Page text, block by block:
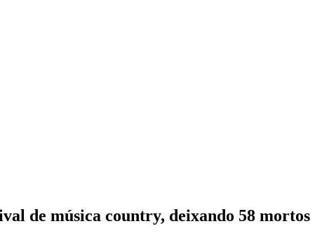
de música country, deixando 58 mortos